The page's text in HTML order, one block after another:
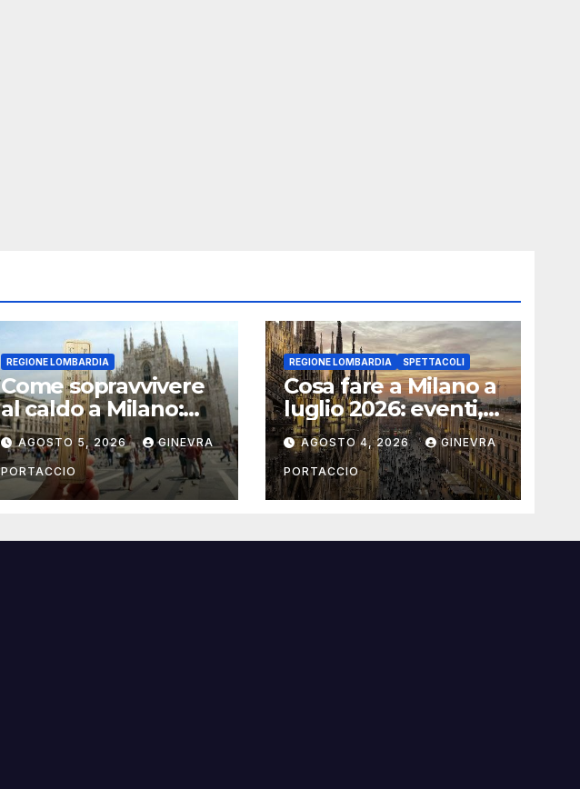
REGIONE LOMBARDIA
Come sopravvivere
al caldo a Milano:
consigli pratici
AGOSTO 5, 2026 GINEVRA
PORTACCIO
REGIONE LOMBARDIA SPETTACOLI
Cosa fare a Milano a
luglio 2026: eventi,
concerti e mostre
AGOSTO 4, 2026 GINEVRA
PORTACCIO